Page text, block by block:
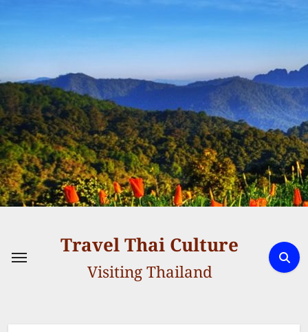
content
Travel Thai Culture
Visiting Thailand